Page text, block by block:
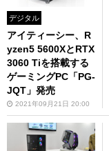
デジタル
アイティーシー、R
yzen5 5600XとRTX
3060 Tiを搭載する
ゲーミングPC「PG-
JQT」発売
2021年09月21日 20:00